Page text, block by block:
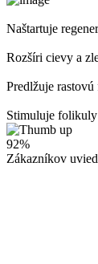
Naštartuje
Rozšíri cievy a
Predlžuje
Stimuluje
92%
Zákazníkov